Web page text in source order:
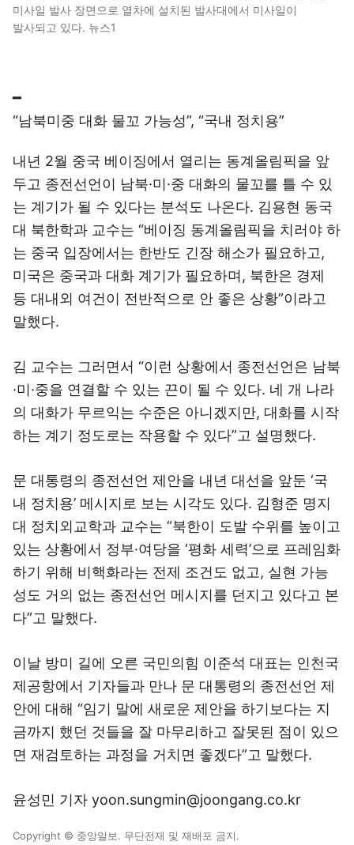
미사일 발사 장면으로 열차에 설치된 발사대에서 미사일이
발사되고 있다. 뉴스1
━
“남북미중 대화 물꼬 가능성”, “국내 정치용”
내년 2월 중국 베이징에서 열리는 동계올림픽을 앞
두고 종전선언이 남북·미·중 대화의 물꼬를 틀 수 있
는 계기가 될 수 있다는 분석도 나온다. 김용현 동국
대 북한학과 교수는 “베이징 동계올림픽을 치러야 하
는 중국 입장에서는 한반도 긴장 해소가 필요하고,
미국은 중국과 대화 계기가 필요하며, 북한은 경제
등 대내외 여건이 전반적으로 안 좋은 상황”이라고
말했다.
김 교수는 그러면서 “이런 상황에서 종전선언은 남북
·미·중을 연결할 수 있는 끈이 될 수 있다. 네 개 나라
의 대화가 무르익는 수준은 아니겠지만, 대화를 시작
하는 계기 정도로는 작용할 수 있다”고 설명했다.
문 대통령의 종전선언 제안을 내년 대선을 앞둔 ‘국
내 정치용’ 메시지로 보는 시각도 있다. 김형준 명지
대 정치외교학과 교수는 “북한이 도발 수위를 높이고
있는 상황에서 정부·여당을 ‘평화 세력’으로 프레임화
하기 위해 비핵화라는 전제 조건도 없고, 실현 가능
성도 거의 없는 종전선언 메시지를 던지고 있다고 본
다”고 말했다.
이날 방미 길에 오른 국민의힘 이준석 대표는 인천국
제공항에서 기자들과 만나 문 대통령의 종전선언 제
안에 대해 “임기 말에 새로운 제안을 하기보다는 지
금까지 했던 것들을 잘 마무리하고 잘못된 점이 있으
면 재검토하는 과정을 거치면 좋겠다”고 말했다.
윤성민 기자 yoon.sungmin@joongang.co.kr
Copyright © 중앙일보. 무단전재 및 재배포 금지.